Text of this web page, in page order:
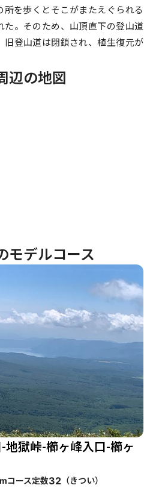
所を歩くとそこがまたえぐられる
た。そのため、山頂直下の登山道
旧登山道は閉鎖され、植生復元が
辺の地図
モデルコース
地獄峠-櫛ヶ峰入口-櫛ヶ
mコース定数32 （きつい）